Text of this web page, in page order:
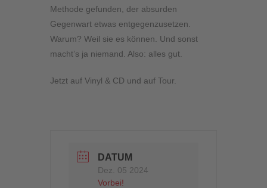
Methode gefunden, der absurden
Gegenwart etwas entgegenzusetzen.
Warum? Weil sie es können. Und sonst
macht’s ja niemand. Also: alles gut.
Jetzt auf Vinyl & CD und auf Tour.
DATUM
Dez. 05 2024
Vorbei!